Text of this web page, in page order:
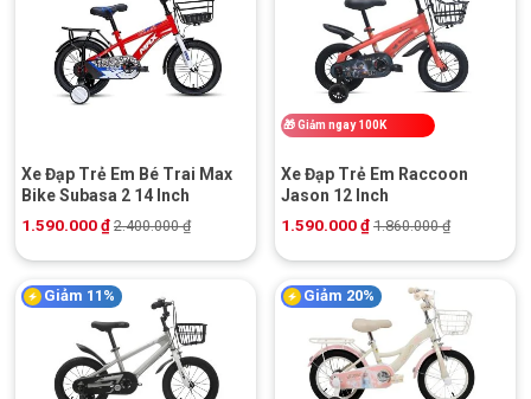
Xe Đạp Trẻ Em Bé Trai Max
Bike Subasa 2 14 Inch
1.590.000₫ 2.400.000₫
🎁Giảm ngay 100K
Xe Đạp Trẻ Em Raccoon
Jason 12 Inch
1.590.000₫ 1.860.000₫
Giảm 11% Giảm 20%